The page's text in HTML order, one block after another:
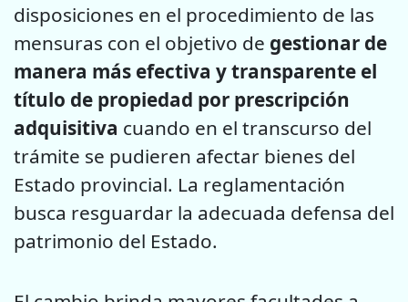
disposiciones en el procedimiento de las
mensuras con el objetivo de gestionar de
manera más efectiva y transparente el
título de propiedad por prescripción
adquisitiva cuando en el transcurso del
trámite se pudieren afectar bienes del
Estado provincial. La reglamentación
busca resguardar la adecuada defensa del
patrimonio del Estado.